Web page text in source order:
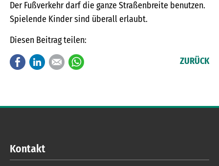
Der Fußverkehr darf die ganze Straßenbreite benutzen.
Spielende Kinder sind überall erlaubt.
Diesen Beitrag teilen:
FacebookLinkedInE-mail ZURÜCK
Kontakt